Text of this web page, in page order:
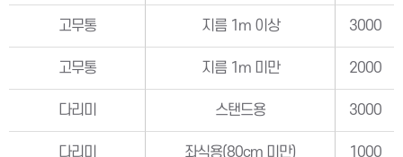
고무통 지름 1m 이상 3000
고무통 지름 1m 미만 2000
다리미 스탠드용 3000
다리미 좌식용(80cm 미만) 1000